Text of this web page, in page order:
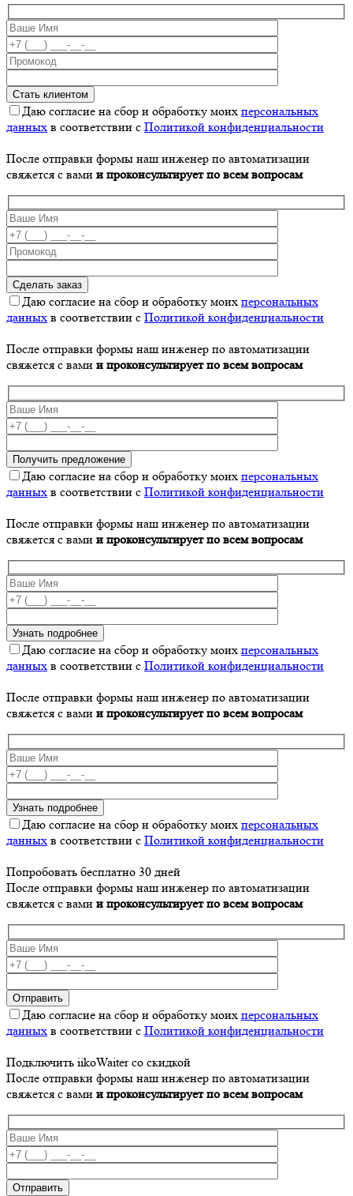
Даю согласие на сбор и обработку моих персональных
данных в соответствии с Политикой конфиденциальности
После отправки формы наш инженер по автоматизации
свяжется с вами и проконсультирует по всем вопросам
Даю согласие на сбор и обработку моих персональных
данных в соответствии с Политикой конфиденциальности
После отправки формы наш инженер по автоматизации
свяжется с вами и проконсультирует по всем вопросам
Даю согласие на сбор и обработку моих персональных
данных в соответствии с Политикой конфиденциальности
После отправки формы наш инженер по автоматизации
свяжется с вами и проконсультирует по всем вопросам
Даю согласие на сбор и обработку моих персональных
данных в соответствии с Политикой конфиденциальности
После отправки формы наш инженер по автоматизации
свяжется с вами и проконсультирует по всем вопросам
Даю согласие на сбор и обработку моих персональных
данных в соответствии с Политикой конфиденциальности
Попробовать бесплатно 30 дней
После отправки формы наш инженер по автоматизации
свяжется с вами и проконсультирует по всем вопросам
Даю согласие на сбор и обработку моих персональных
данных в соответствии с Политикой конфиденциальности
Подключить iikoWaiter со скидкой
После отправки формы наш инженер по автоматизации
свяжется с вами и проконсультирует по всем вопросам